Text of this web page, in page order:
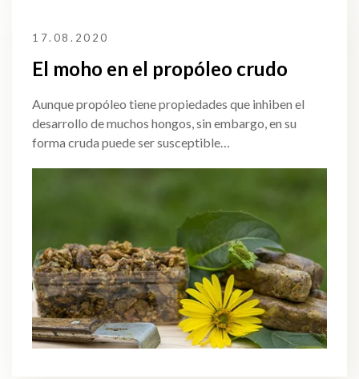
17.08.2020
El moho en el propóleo crudo
Aunque propóleo tiene propiedades que inhiben el
desarrollo de muchos hongos, sin embargo, en su
forma cruda puede ser susceptible…